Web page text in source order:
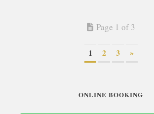
Page 1 of 3
1 2 3 »
ONLINE BOOKING